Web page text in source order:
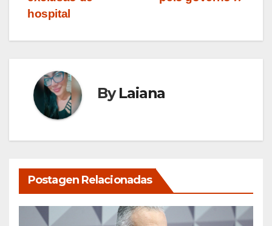
hospital
ByLaiana
Postagen Relacionadas